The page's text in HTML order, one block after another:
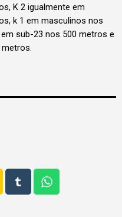
K 2 igualmente em
k 1 em masculinos nos
sub-23 nos 500 metros e